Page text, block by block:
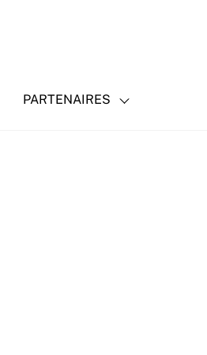
PARTENAIRES